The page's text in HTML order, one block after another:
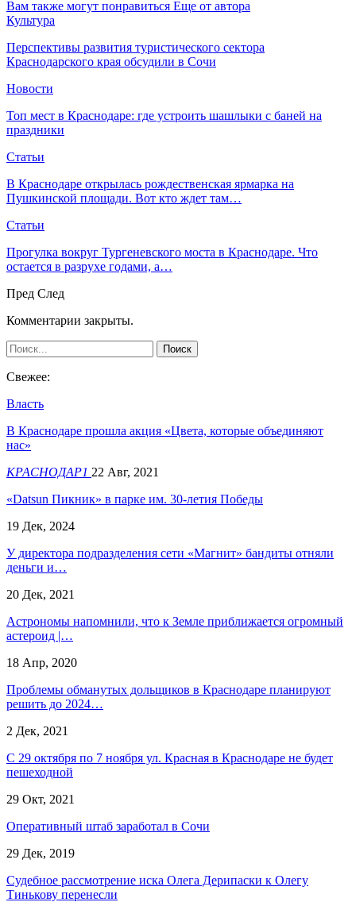
Вам также могут понравиться Еще от автора
Культура
Перспективы развития туристического сектора
Краснодарского края обсудили в Сочи
Новости
Топ мест в Краснодаре: где устроить шашлыки с баней на
праздники
Статьи
В Краснодаре открылась рождественская ярмарка на
Пушкинской площади. Вот кто ждет там…
Статьи
Прогулка вокруг Тургеневского моста в Краснодаре. Что
остается в разрухе годами, а…
Пред След
Комментарии закрыты.
Свежее:
Власть
В Краснодаре прошла акция «Цвета, которые объединяют
нас»
КРАСНОДАР1 22 Авг, 2021
«Datsun Пикник» в парке им. 30-летия Победы
19 Дек, 2024
У директора подразделения сети «Магнит» бандиты отняли
деньги и…
20 Дек, 2021
Астрономы напомнили, что к Земле приближается огромный
астероид |…
18 Апр, 2020
Проблемы обманутых дольщиков в Краснодаре планируют
решить до 2024…
2 Дек, 2021
С 29 октября по 7 ноября ул. Красная в Краснодаре не будет
пешеходной
29 Окт, 2021
Оперативный штаб заработал в Сочи
29 Дек, 2019
​Судебное рассмотрение иска Олега Дерипаски к Олегу
Тинькову перенесли